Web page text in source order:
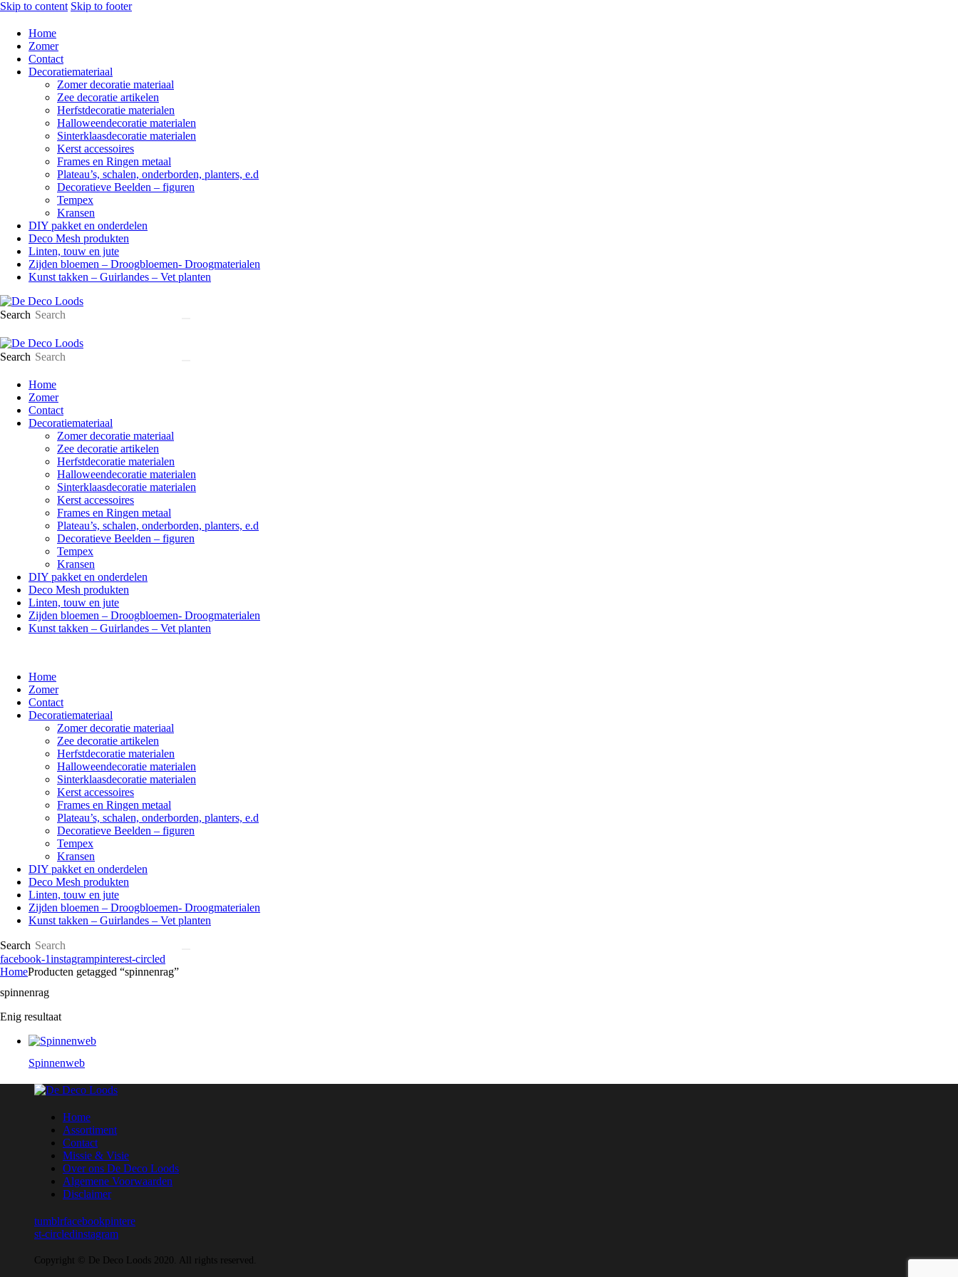
Skip to content Skip to footer
Home
Zomer
Contact
Decoratiemateriaal
Zomer decoratie materiaal
Zee decoratie artikelen
Herfstdecoratie materialen
Halloweendecoratie materialen
Sinterklaasdecoratie materialen
Kerst accessoires
Frames en Ringen metaal
Plateau’s, schalen, onderborden, planters, e.d
Decoratieve Beelden – figuren
Tempex
Kransen
DIY pakket en onderdelen
Deco Mesh produkten
Linten, touw en jute
Zijden bloemen – Droogbloemen- Droogmaterialen
Kunst takken – Guirlandes – Vet planten
Search
Search
Home
Zomer
Contact
Decoratiemateriaal
Zomer decoratie materiaal
Zee decoratie artikelen
Herfstdecoratie materialen
Halloweendecoratie materialen
Sinterklaasdecoratie materialen
Kerst accessoires
Frames en Ringen metaal
Plateau’s, schalen, onderborden, planters, e.d
Decoratieve Beelden – figuren
Tempex
Kransen
DIY pakket en onderdelen
Deco Mesh produkten
Linten, touw en jute
Zijden bloemen – Droogbloemen- Droogmaterialen
Kunst takken – Guirlandes – Vet planten
Home
Zomer
Contact
Decoratiemateriaal
Zomer decoratie materiaal
Zee decoratie artikelen
Herfstdecoratie materialen
Halloweendecoratie materialen
Sinterklaasdecoratie materialen
Kerst accessoires
Frames en Ringen metaal
Plateau’s, schalen, onderborden, planters, e.d
Decoratieve Beelden – figuren
Tempex
Kransen
DIY pakket en onderdelen
Deco Mesh produkten
Linten, touw en jute
Zijden bloemen – Droogbloemen- Droogmaterialen
Kunst takken – Guirlandes – Vet planten
Search
facebook-1instagrampinterest-circled
HomeProducten getagged “spinnenrag”
spinnenrag
Enig resultaat
Spinnenweb
Home
Assortiment
Contact
Missie & Visie
Over ons De Deco Loods
Algemene Voorwaarden
Disclaimer
tumblrfacebookpintere
st-circledinstagram
Copyright © De Deco Loods 2020. All rights reserved.